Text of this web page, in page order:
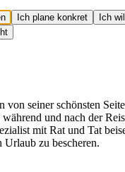
Ich plane konkret
Ich
von seiner schönsten
und nach der
mit Rat und Tat
Urlaub zu bescheren.